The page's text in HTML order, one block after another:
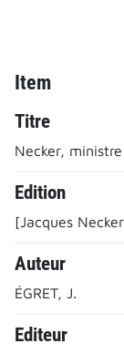
Item
Titre
Necker, ministre
Edition
[Jacques
Auteur
ÉGRET, J.
Editeur